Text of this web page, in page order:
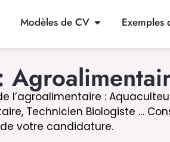
Modèles de CV Exemples
l’agroalimentaire :
Technicien Biologiste …
votre candidature.